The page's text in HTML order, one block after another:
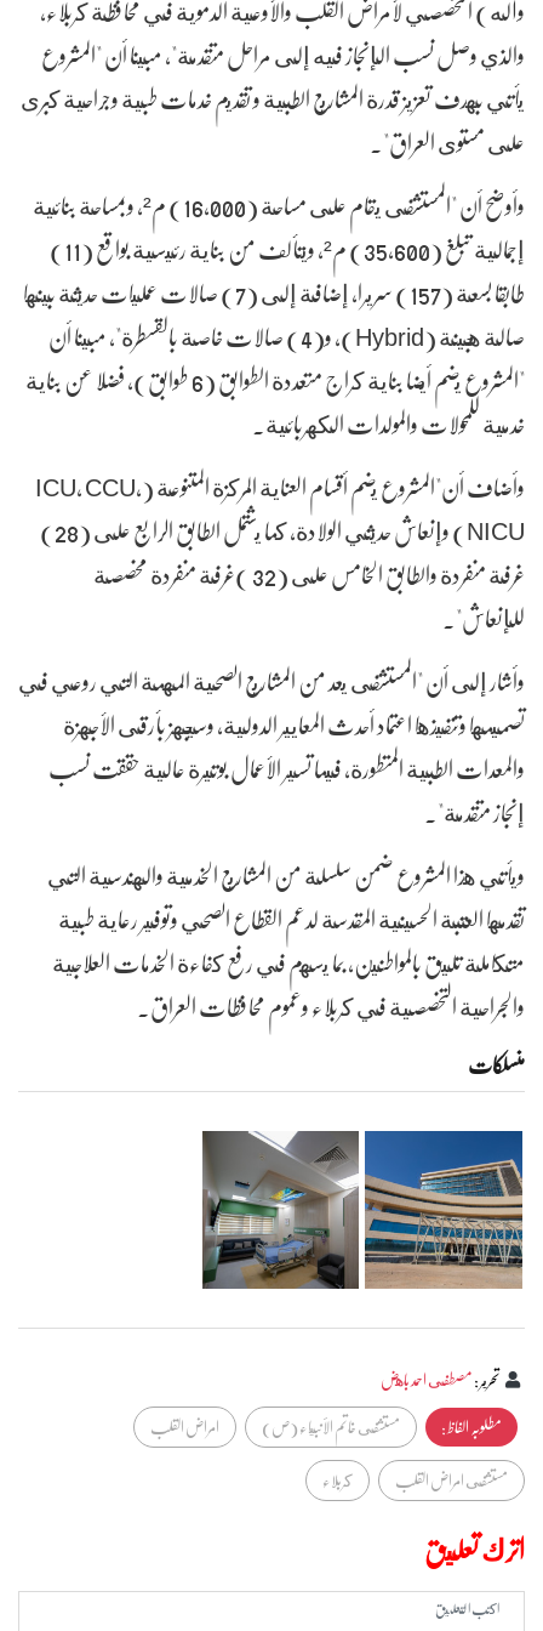
والذي وصل نسب الإنجاز فيه إلى مراحل متقدمة"، مبينا أن "المشروع
يأتي بهدف تعزيز قدرة المشاريع الطبية و تقديم خدمات طبية وجراحية كبرى
على مستوى العراق".
وأوضح أن "المستشفى يقام على مساحة (16,000) م²، وبمساحة بنائية
إجمالية تبلغ (35,600) م²، ويتألف من بناية رئيسية بواقع (11)
طابقا بسعة (157) سريرا، إضافة إلى (7) صالات عمليات حديثة بينها
صالة هجينة (Hybrid)، و(4) صالات خاصة بالقسطرة"، مبينا أن
"المشروع يضم أيضا بناية كراج متعددة الطوابق (6 طوابق)، فضلا عن بناية
خدمية للمحولات والمولدات الكهربائية.
وأضاف أن"المشروع يضم أقسام العناية المركزة المتنوعة (ICU, CCU,
NICU) وإنعاش حديثي الولادة، كما يشتمل الطابق الرابع على (28)
غرفة منفردة والطابق الخامس على (32 )غرفة منفردة مخصصة
للإنعاش".
وأشار إلى أن "المستشفى يعد من المشاريع الصحية المهمة التي روعي في
تصميمها وتنفيذها اعتماد أحدث المعايير الدولية، وسيجهز بأرقى الأجهزة
والمعدات الطبية المتطورة، فيما تسير الأعمال بوتيرة عالية حققت نسب
إنجاز متقدمة".
ويأتي هذا المشروع ضمن سلسلة من المشاريع الخدمية والهندسية التي
تقدمها العتبة الحسينية المقدسة لدعم القطاع الصحي وتوفير رعاية طبية
متكاملة تليق بالمواطنين، بما يسهم في رفع كفاءة الخدمات العلاجية
والجراحية التخصصية في كربلاء وعموم محافظات العراق.
منسلکات
تحرير:مصطفى احمد باهض
مطلوبہ الفاظ :
مستشفى خاتم الأنبياء (ص)
امراض القلب
مستشفى امراض القلب
كربلاء
اترك تعليق